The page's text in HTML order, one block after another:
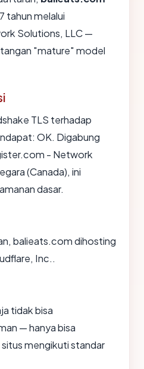
tahun melalui
Solutions, LLC —
"mature" model
TLS terhadap
OK. Digabung
- Network
(Canada), ini
dasar.
balieats.com dihosting
Inc..
tidak bisa
— hanya bisa
mengikuti standar